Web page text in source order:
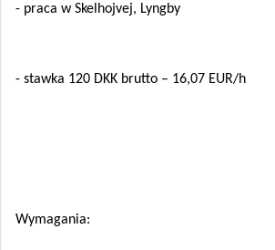
- praca w Skelhojvej, Lyngby
- stawka 120 DKK brutto – 16,07 EUR/h
Wymagania: